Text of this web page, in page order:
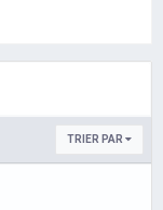
TRIER PAR